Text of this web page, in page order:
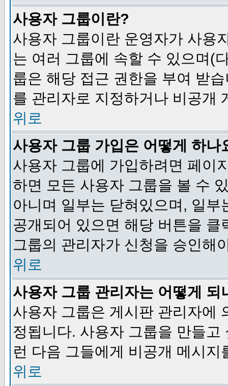
사용자 그룹이란?
사용자 그룹이란 운영자가 사용
는 여러 그룹에 속할 수 있으며(
룹은 해당 접근 권한을 부여 받
를 관리자로 지정하거나 비공개
위로
사용자 그룹 가입은 어떻게 하나
사용자 그룹에 가입하려면 페이
하면 모든 사용자 그룹을 볼 수
아니며 일부는 닫혀있으며, 일
공개되어 있으면 해당 버튼을
그룹의 관리자가 신청을 승인해
위로
사용자 그룹 관리자는 어떻게 되
사용자 그룹은 게시판 관리자에
정됩니다. 사용자 그룹을 만들
런 다음 그들에게 비공개 메시지
위로